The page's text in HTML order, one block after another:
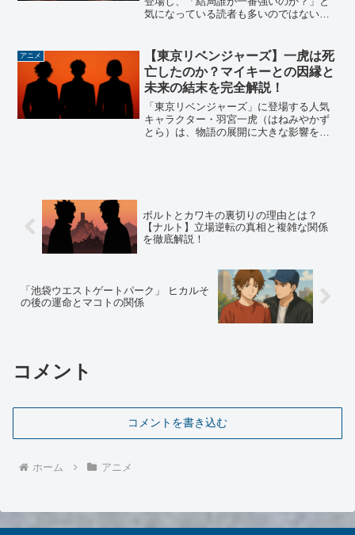
気になっている読者も多いのではないで
理し、作中の描写...
アニメ
【東京リベンジャーズ】一虎は死
亡したのか？マイキーとの因縁と
未来の結末を完全解説！
「東京リベンジャーズ」に登場する人気
キャラクター・羽宮一虎（はねみやかず
とら）は、物語の展開に大きな影響を与
ボルトとカワキの裏切りの理由とは？
【ナルト】立場逆転の真相と複雑な関係
を徹底解説！
「池袋ウエストゲートパーク」 ヒカルそ
の後の運命とマコトの関係
コメント
コメントを書き込む
ホーム アニメ